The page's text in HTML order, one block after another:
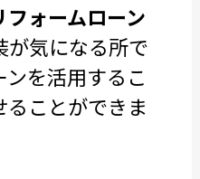
ォームローン
が気になる所で
を活用するこ
ることができま